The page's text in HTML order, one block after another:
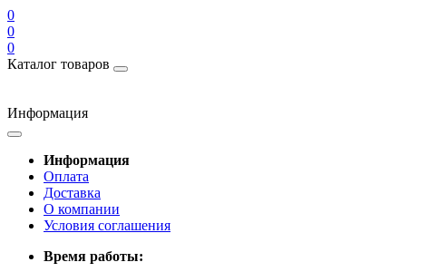
0
0
0
Каталог товаров
Информация
Информация
Оплата
Доставка
О компании
Условия соглашения
Время работы: